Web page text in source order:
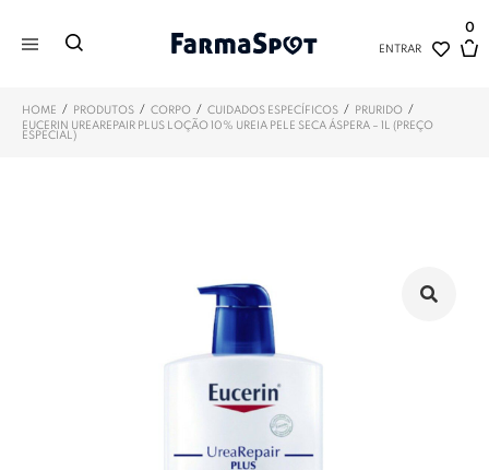
ENTRAR
0
HOME / PRODUTOS / CORPO / CUIDADOS ESPECÍFICOS / PRURIDO /
EUCERIN UREAREPAIR PLUS LOÇÃO 10% UREIA PELE SECA ÁSPERA – 1L (PREÇO
ESPECIAL)